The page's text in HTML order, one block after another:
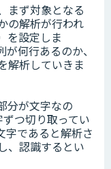
まず対象となる
の解析が行われ
を設定しま
何行あるのか、
解析していきま
分が文字なの
つ切り取ってい
字であると解析さ
、認識するとい